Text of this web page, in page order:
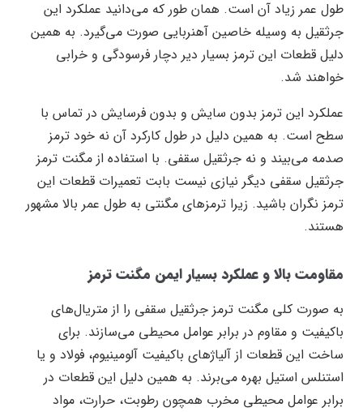
طول عمر زیاد آن است. همان طور که می‌دانید عملکرد این
جرثقیل به وسیله خاصین آهنربایی صورت می‌گیرد. به همین
دلیل قطعات این ترمز بسیار دیر دچار فرسودگی و خرابی
خواهند شد.
عملکرد این ترمز بدون سایش و بدون فرسایش در تماس با
سطح است. به همین دلیل در طول کارکرد آن نه خود ترمز
صدمه می‌بیند و نه جرثقیل سقفی. با استفاده از مگنت ترمز
جرثقیل سقفی دیگر نیازی نیست بابت تعمیرات قطعات این
ترمز نگران باشید. زیرا ترمز‌های مگنتی به طول عمر بالا مشهور
هستند.
مقاومت بالا و عملکرد بسیار ایمن مگنت ترمز
به صورت کلی مگنت ترمز جرثقیل سقفی را از متریال‌های
باکیفیت و مقاوم در برابر عوامل محیطی می‌سازند. برای
ساخت این قطعات از آلیاژ‌های باکیفیت آلومینیوم، فولاد و یا
استنلس استیل بهره می‌برند. به همین دلیل این قطعات در
برابر عوامل محیطی مخرب همچون رطوبت، حرارت، مواد